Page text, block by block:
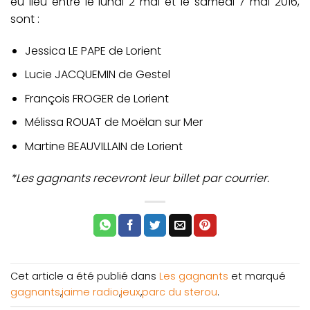
sont :
Jessica LE PAPE de Lorient
Lucie JACQUEMIN de Gestel
François FROGER de Lorient
Mélissa ROUAT de Moëlan sur Mer
Martine BEAUVILLAIN de Lorient
*Les gagnants recevront leur billet par courrier.
Cet article a été publié dans Les gagnants et marqué
gagnants,jaime radio,jeux,parc du sterou.